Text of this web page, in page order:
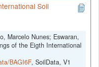
Soil
Marcelo Nunes; Eswaran,
of the Eigth International
BAGI6F, SoilData, V1